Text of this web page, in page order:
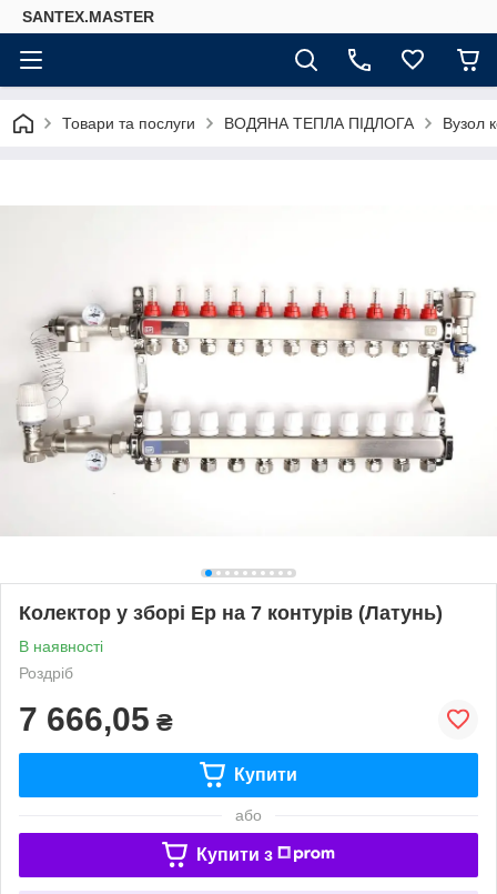
SANTEX.MASTER
Товари та послуги ВОДЯНА ТЕПЛА ПІДЛОГА Вузол
Колектор у зборі Ep на 7 контурів (Латунь)
В наявності
Роздріб
7 666,05 ₴
Купити
або
Купити з